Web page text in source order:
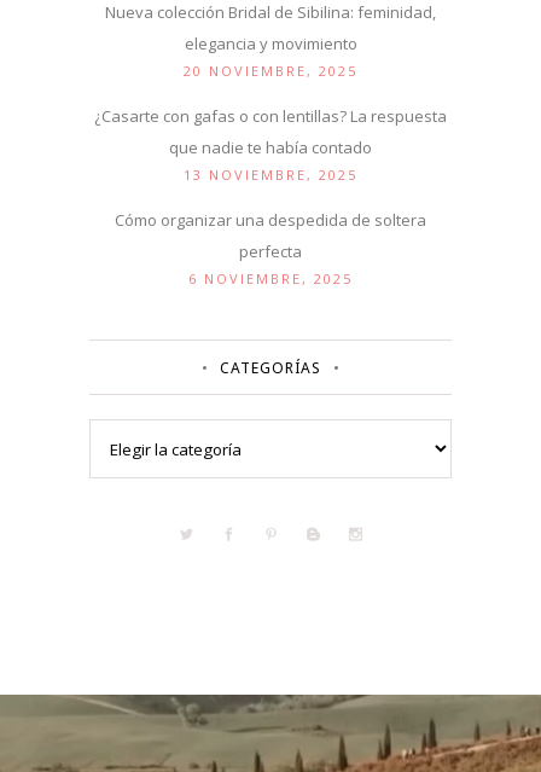
Nueva colección Bridal de Sibilina: feminidad,
elegancia y movimiento
20 NOVIEMBRE, 2025
¿Casarte con gafas o con lentillas? La respuesta
que nadie te había contado
13 NOVIEMBRE, 2025
Cómo organizar una despedida de soltera
perfecta
6 NOVIEMBRE, 2025
CATEGORÍAS